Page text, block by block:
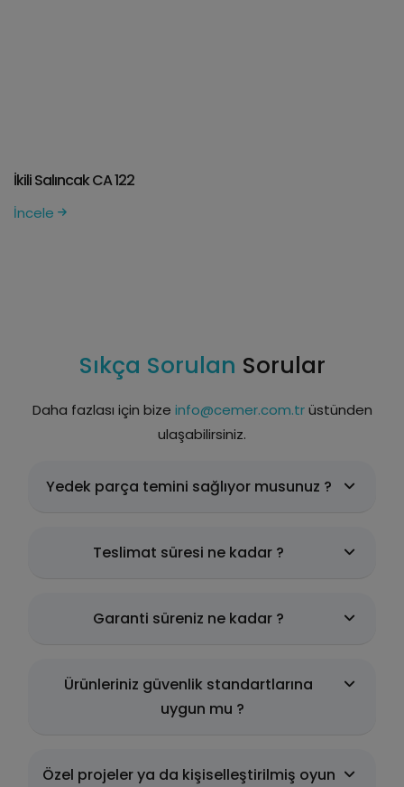
İkili Salıncak CA 122
İncele
Sıkça Sorulan Sorular
Daha fazlası için bize info@cemer.com.trüstünden
ulaşabilirsiniz.
Yedek parça temini sağlıyor musunuz ?
Teslimat süresi ne kadar ?
Garanti süreniz ne kadar ?
Ürünleriniz güvenlik standartlarına
uygun mu ?
Özel projeler ya da kişiselleştirilmiş oyun